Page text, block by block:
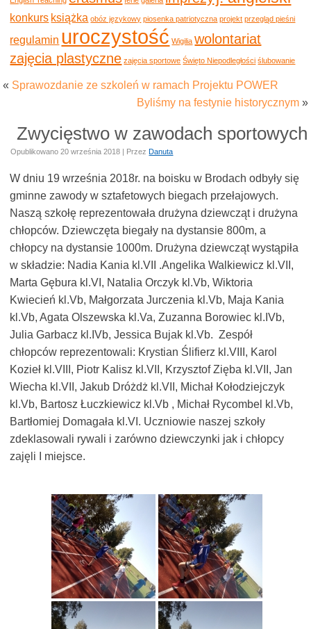
konkurs książka obóz językowy piosenka patriotyczna projekt przegląd pieśni
regulamin uroczystość Wigilia wolontariat
zajęcia plastyczne zajęcia sportowe Święto Niepodległości ślubowanie
« Sprawozdanie ze szkoleń w ramach Projektu POWER
Byliśmy na festynie historycznym»
Zwycięstwo w zawodach sportowych
Opublikowano 20 września 2018 | Przez Danuta
W dniu 19 września 2018r. na boisku w Brodach odbyły się
gminne zawody w sztafetowych biegach przełajowych.
Naszą szkołę reprezentowała drużyna dziewcząt i drużyna
chłopców. Dziewczęta biegały na dystansie 800m, a
chłopcy na dystansie 1000m. Drużyna dziewcząt wystąpiła
w składzie: Nadia Kania kl.VII .Angelika Walkiewicz kl.VII,
Marta Gębura kl.VI, Natalia Orczyk kl.Vb, Wiktoria
Kwiecień kl.Vb, Małgorzata Jurczenia kl.Vb, Maja Kania
kl.Vb, Agata Olszewska kl.Va, Zuzanna Borowiec kl.IVb,
Julia Garbacz kl.IVb, Jessica Bujak kl.Vb. Zespół
chłopców reprezentowali: Krystian Ślifierz kl.VIII, Karol
Kozieł kl.VIII, Piotr Kalisz kl.VII, Krzysztof Zięba kl.VII, Jan
Wiecha kl.VII, Jakub Dróżdż kl.VII, Michał Kołodziejczyk
kl.Vb, Bartosz Łuczkiewicz kl.Vb , Michał Rycombel kl.Vb,
Bartłomiej Domagała kl.VI. Uczniowie naszej szkoły
zdeklasowali rywali i zarówno dziewczynki jak i chłopcy
zajęli I miejsce.